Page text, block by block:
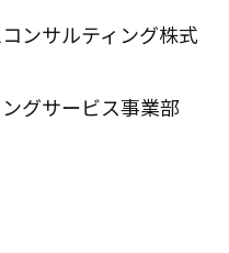
ンサルティング株式
グサービス事業部